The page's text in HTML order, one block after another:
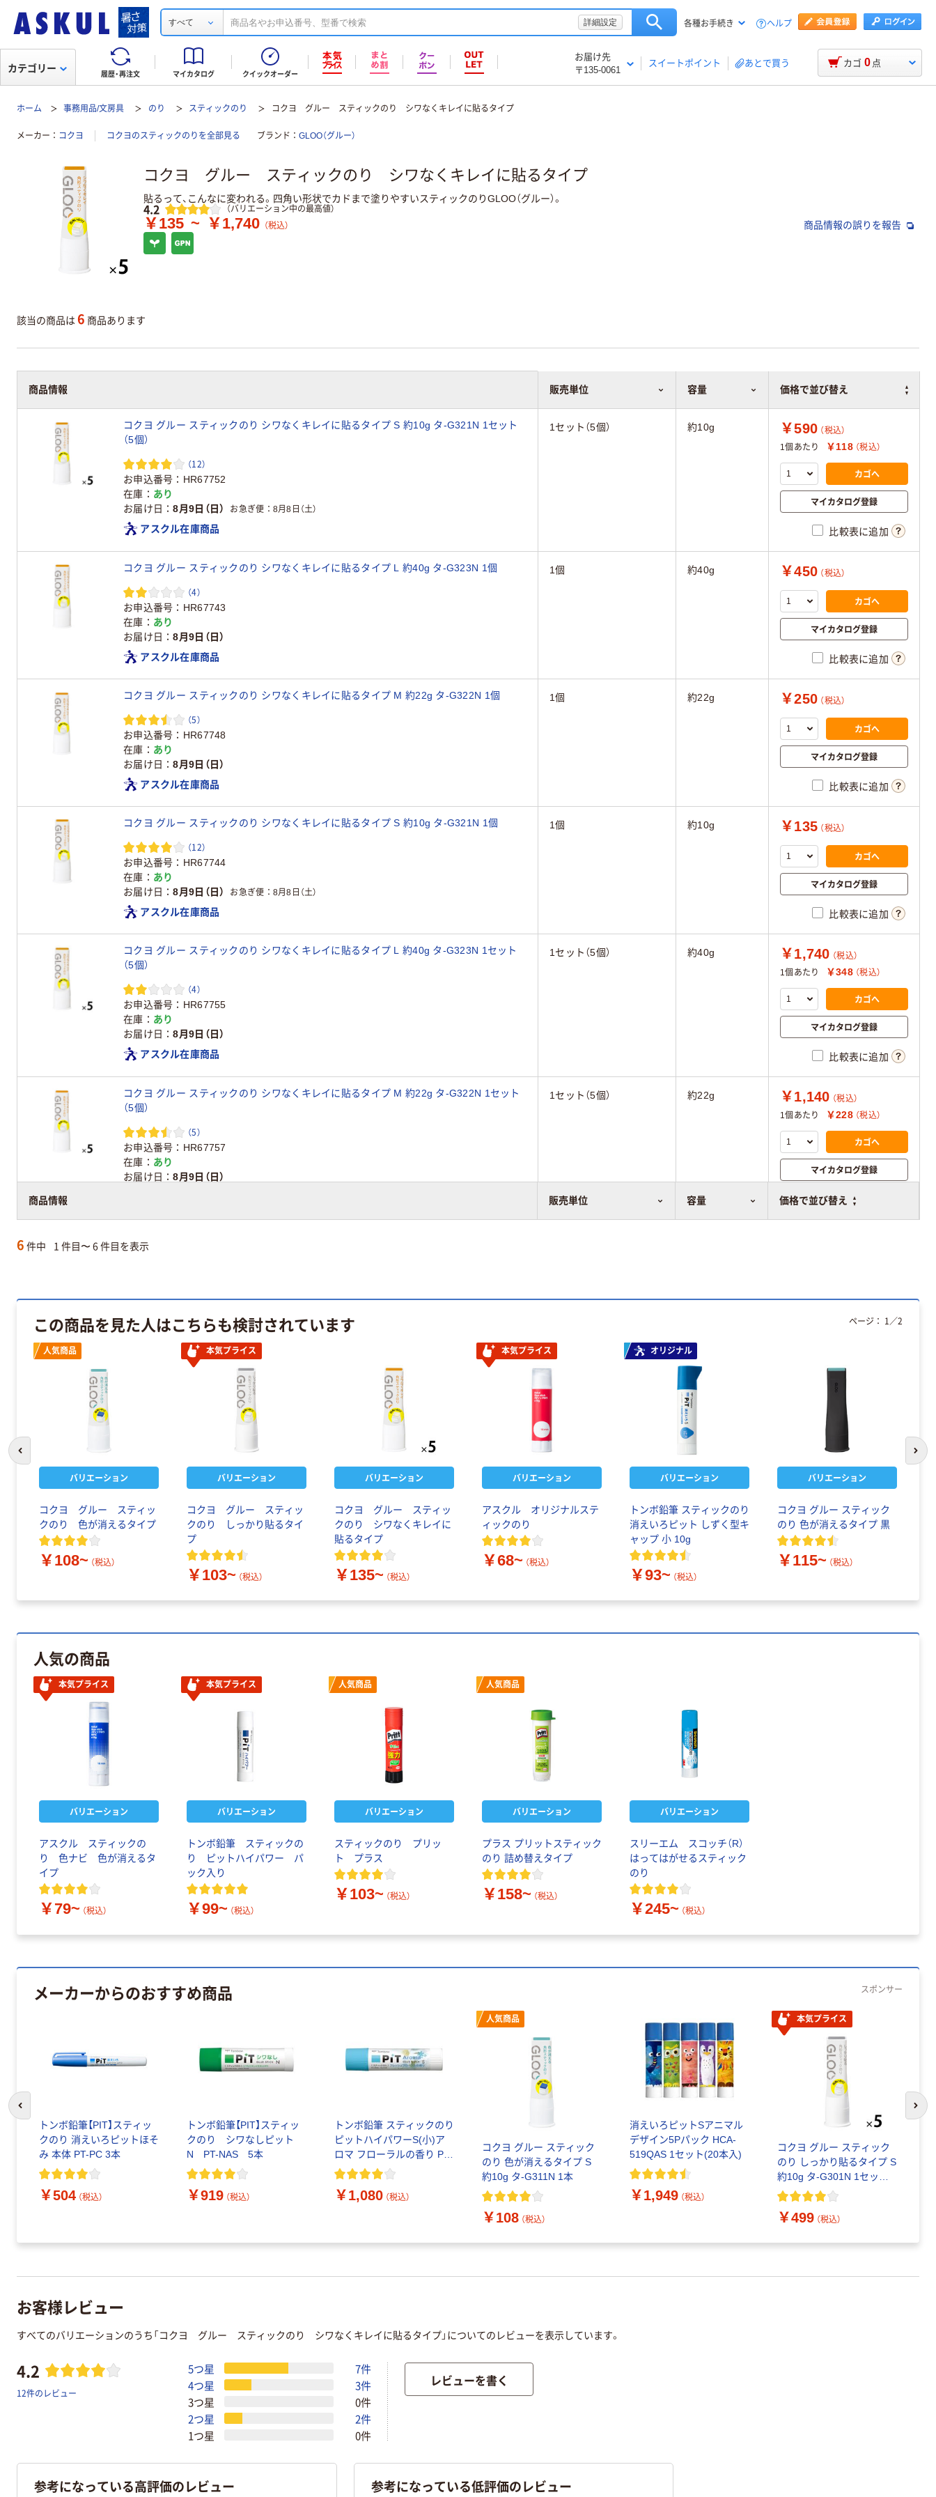
すべて 詳細設定 各種お手続き ヘルプ
履歴・再注文 マイカタログ クイックオーダー
お届け先
〒135-0061
スイートポイント あとで買う
カテゴリー カゴ 0 点
ホーム 事務用品/文房具 のり スティックのり コクヨ グルー スティックのり シワなくキレイに貼るタイプ
メーカー コクヨ コクヨのスティックのりを全部見る ブランド GLOO（グルー）
コクヨ グルー スティックのり シワなくキレイに貼るタイプ
貼るって、こんなに変われる。四角い形状でカドまで塗りやすいスティックのりGLOO（グルー）。
レビュー
4.2 （バリエーション中の最高値）
￥135 ~ ￥1,740 （税込） 商品情報の誤りを報告
該当の商品は 6 商品あります
商品情報 販売単位 容量 価格で並び替え
商品情報 販売単位 容量 価格で並び替え
コクヨ グルー スティックのり シワなくキレイに貼るタイプ S 約10g タ-G321N 1セット
（5個）
（12）
お申込番号
HR67752
在庫
あり
お届け日
8月9日（日） お急ぎ便 8月8日（土）
アスクル在庫商品
1セット（5個） 約10g ￥590 （税込）
1個あたり
￥118 （税込）
カゴへ
マイカタログ登録
比較表に追加
コクヨ グルー スティックのり シワなくキレイに貼るタイプ L 約40g タ-G323N 1個
（4）
お申込番号
HR67743
在庫
あり
お届け日
8月9日（日）
アスクル在庫商品
1個 約40g ￥450 （税込）
カゴへ
マイカタログ登録
比較表に追加
コクヨ グルー スティックのり シワなくキレイに貼るタイプ M 約22g タ-G322N 1個
（5）
お申込番号
HR67748
在庫
あり
お届け日
8月9日（日）
アスクル在庫商品
1個 約22g ￥250 （税込）
カゴへ
マイカタログ登録
比較表に追加
コクヨ グルー スティックのり シワなくキレイに貼るタイプ S 約10g タ-G321N 1個
（12）
お申込番号
HR67744
在庫
あり
お届け日
8月9日（日） お急ぎ便 8月8日（土）
アスクル在庫商品
1個 約10g ￥135 （税込）
カゴへ
マイカタログ登録
比較表に追加
コクヨ グルー スティックのり シワなくキレイに貼るタイプ L 約40g タ-G323N 1セット
（5個）
（4）
お申込番号
HR67755
在庫
あり
お届け日
8月9日（日）
アスクル在庫商品
1セット（5個） 約40g ￥1,740 （税込）
1個あたり
￥348 （税込）
カゴへ
マイカタログ登録
比較表に追加
コクヨ グルー スティックのり シワなくキレイに貼るタイプ M 約22g タ-G322N 1セット
（5個）
（5）
お申込番号
HR67757
在庫
あり
お届け日
8月9日（日）
1セット（5個） 約22g ￥1,140 （税込）
1個あたり
￥228 （税込）
カゴへ
マイカタログ登録
比較表に追加
6 件中 1 件目〜 6 件目を表示
この商品を見た人はこちらも検討されています
人気商品
バリエーション
コクヨ グルー スティッ
クのり 色が消えるタイプ
￥108~ （税込）
本気プライス
バリエーション
コクヨ グルー スティッ
クのり しっかり貼るタイ
プ
￥103~ （税込）
バリエーション
コクヨ グルー スティッ
クのり シワなくキレイに
貼るタイプ
￥135~ （税込）
本気プライス
バリエーション
アスクル オリジナルステ
ィックのり
￥68~ （税込）
オリジナル
バリエーション
トンボ鉛筆 スティックのり
消えいろピット しずく型キ
ャップ 小 10g
￥93~ （税込）
バリエーション
コクヨ グルー スティック
のり 色が消えるタイプ 黒
￥115~ （税込）
ページ： 1 ／2
前のスライドへ 次
人気の商品
本気プライス
バリエーション
アスクル スティックの
り 色ナビ 色が消えるタ
イプ
￥79~ （税込）
本気プライス
バリエーション
トンボ鉛筆 スティックの
り ピットハイパワー パ
ック入り
￥99~ （税込）
人気商品
バリエーション
スティックのり プリッ
ト プラス
￥103~ （税込）
人気商品
バリエーション
プラス プリットスティック
のり 詰め替えタイプ
￥158~ （税込）
バリエーション
スリーエム スコッチ（R）
はってはがせるスティック
のり
￥245~ （税込）
メーカーからのおすすめ商品 スポンサー
トンボ鉛筆【PIT】スティッ
クのり 消えいろピットほそ
み 本体 PT-PC 3本
￥504 （税込）
トンボ鉛筆【PIT】スティッ
クのり シワなしピット
N PT-NAS 5本
￥919 （税込）
トンボ鉛筆 スティックのり
ピットハイパワーS(小)ア
ロマ フローラルの香り PT-
TPK03 1セット(10個)
￥1,080 （税込）
人気商品
コクヨ グルー スティック
のり 色が消えるタイプ S
約10g タ-G311N 1本
￥108 （税込）
消えいろピットSアニマル
デザイン5Pパック HCA-
519QAS 1セット(20本入)
￥1,949 （税込）
本気プライス
コクヨ グルー スティック
のり しっかり貼るタイプ S
約10g タ-G301N 1セット
（5本）
￥499 （税込）
次
お客様レビュー
すべてのバリエーションのうち「コクヨ グルー スティックのり シワなくキレイに貼るタイプ」についてのレビューを表示しています。
4.2
12件のレビュー
5つ星
7件
4つ星
3件
3つ星
0件
2つ星
2件
1つ星
0件
レビューを書く
参考になっている高評価のレビュー 参考になっている低評価のレビュー